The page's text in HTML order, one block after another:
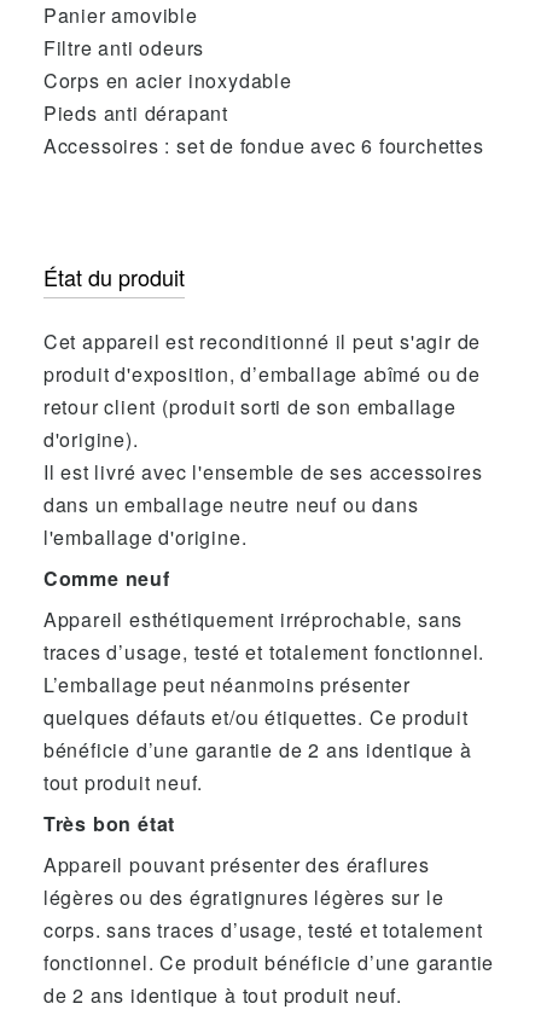
Panier amovible
Filtre anti odeurs
Corps en acier inoxydable
Pieds anti dérapant
Accessoires : set de fondue avec 6 fourchettes
État du produit
Cet appareil est reconditionné il peut s'agir de
produit d'exposition, d’emballage abîmé ou de
retour client (produit sorti de son emballage
d'origine).
Il est livré avec l'ensemble de ses accessoires
dans un emballage neutre neuf ou dans
l'emballage d'origine.
Comme neuf
Appareil esthétiquement irréprochable, sans
traces d’usage, testé et totalement fonctionnel.
L’emballage peut néanmoins présenter
quelques défauts et/ou étiquettes. Ce produit
bénéficie d’une garantie de 2 ans identique à
tout produit neuf.
Très bon état
Appareil pouvant présenter des éraflures
légères ou des égratignures légères sur le
corps. sans traces d’usage, testé et totalement
fonctionnel. Ce produit bénéficie d’une garantie
de 2 ans identique à tout produit neuf.